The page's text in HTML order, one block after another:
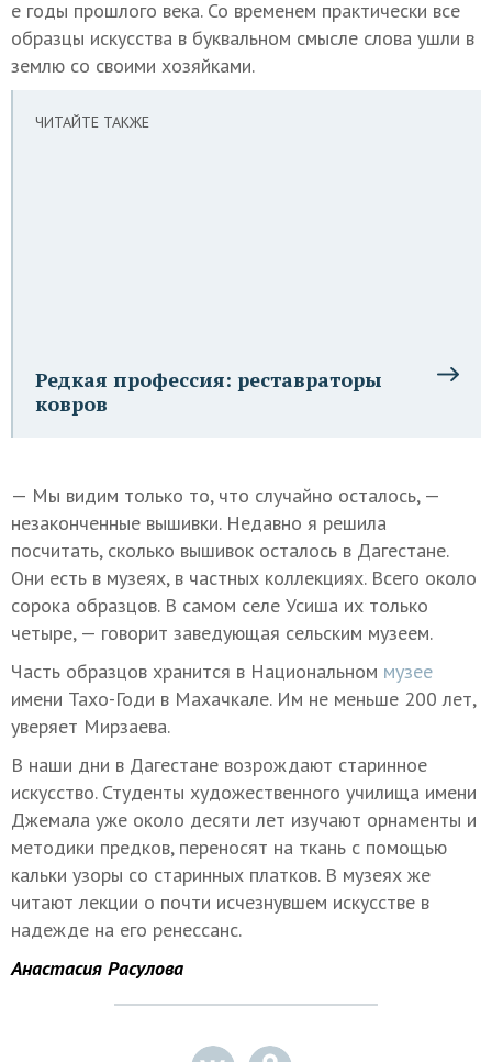
е годы прошлого века. Со временем практически все
образцы искусства в буквальном смысле слова ушли в
землю со своими хозяйками.
ЧИТАЙТЕ ТАКЖЕ
Редкая профессия: реставраторы
ковров
— Мы видим только то, что случайно осталось, —
незаконченные вышивки. Недавно я решила
посчитать, сколько вышивок осталось в Дагестане.
Они есть в музеях, в частных коллекциях. Всего около
сорока образцов. В самом селе Усиша их только
четыре, — говорит заведующая сельским музеем.
Часть образцов хранится в Национальном музее
имени Тахо-Годи в Махачкале. Им не меньше 200 лет,
уверяет Мирзаева.
В наши дни в Дагестане возрождают старинное
искусство. Студенты художественного училища имени
Джемала уже около десяти лет изучают орнаменты и
методики предков, переносят на ткань с помощью
кальки узоры со старинных платков. В музеях же
читают лекции о почти исчезнувшем искусстве в
надежде на его ренессанс.
Анастасия Расулова